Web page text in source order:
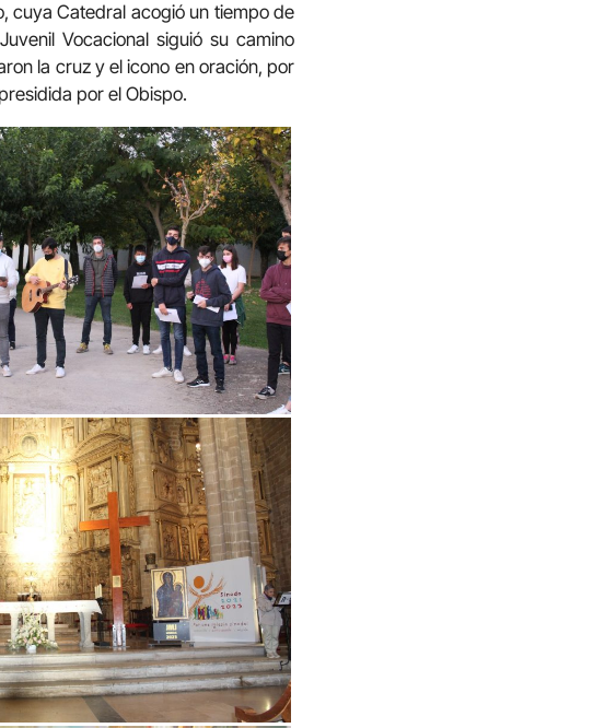
cuya Catedral acogió un tiempo de
Vocacional siguió su camino
la cruz y el icono en oración, por
por el Obispo.